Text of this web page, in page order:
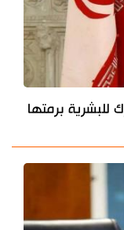
برمتها